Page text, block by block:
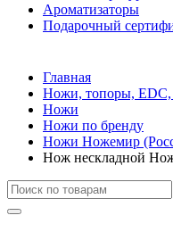
Ароматизаторы
Подарочный
Главная
Ножи, топоры, EDC,
Ножи
Ножи по бренду
Ножи Ножемир
Нож нескладной